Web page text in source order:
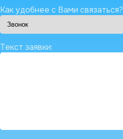
Как удобнее с Вами связаться?
Текст заявки: